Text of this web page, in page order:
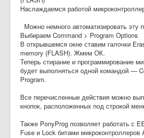
Наслаждаемся работой
Можно немного автоматизировать эту
Выбираем Command > Program Options
В открывшемся окне ставим галочки
memory (FLASH). Жмем ОК.
Теперь стирание и программирование
будет выполняться одной командой —
Program.
Все перечисленные действия можно
кнопок, расположенных под строкой
Также PonyProg позволяет работать с
Fuse и Lock битами микроконтроллеров